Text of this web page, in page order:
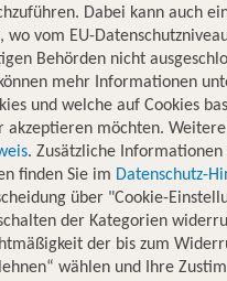
Dabei kann auch
wo vom EU-
Behörden nicht
mehr Informationen
und welche auf Cookies
akzeptieren möchten.
. Zusätzliche
finden Sie im Datenschutz-
über "Cookie-
der Kategorien
der bis zum
wählen und Ihre